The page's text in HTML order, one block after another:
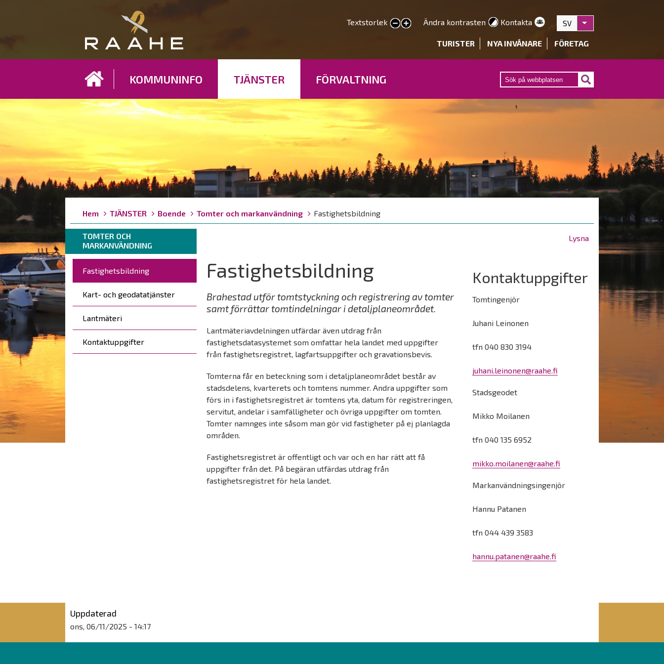
Textstorlek
smaller text
larger text Ändra kontrasten Kontakta SV Visa fler åtgärder
TURISTER NYA INVÅNARE FÖRETAG
KOMMUNINFO TJÄNSTER FÖRVALTNING
Länkstigar
You
are
here:
Hem TJÄNSTER Boende Tomter och markanvändning Fastighetsbildning
Breadcrumbs
here:
TOMTER OCH
MARKANVÄNDNING
Lysna
Päävalikko
Fastighetsbildning
Kart- och geodatatjänster
Lantmäteri
Kontaktuppgifter
Fastighetsbildning
Brahestad utför tomtstyckning och registrering av tomter
samt förrättar tomtindelningar i detaljplaneområdet.
Lantmäteriavdelningen utfärdar även utdrag från
fastighetsdatasystemet som omfattar hela landet med uppgifter
från fastighetsregistret, lagfartsuppgifter och gravationsbevis.
Tomterna får en beteckning som i detaljplaneområdet består av
stadsdelens, kvarterets och tomtens nummer. Andra uppgifter som
förs in i fastighetsregistret är tomtens yta, datum för registreringen,
servitut, andelar i samfälligheter och övriga uppgifter om tomten.
Tomter namnges inte såsom man gör vid fastigheter på ej planlagda
områden.
Fastighetsregistret är offentligt och var och en har rätt att få
uppgifter från det. På begäran utfärdas utdrag från
fastighetsregistret för hela landet.
Kontaktuppgifter
Tomtingenjör
Juhani Leinonen
tfn 040 830 3194
juhani.leinonen@raahe.fi
Stadsgeodet
Mikko Moilanen
tfn 040 135 6952
mikko.moilanen@raahe.fi
Markanvändningsingenjör
Hannu Patanen
tfn 044 439 3583
hannu.patanen@raahe.fi
Uppdaterad
ons, 06/11/2025 - 14:17